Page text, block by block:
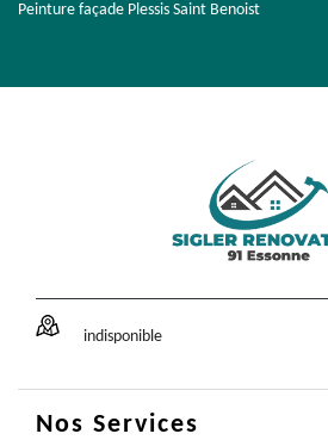
Peinture façade Plessis Saint Benoist
indisponible
Nos Services